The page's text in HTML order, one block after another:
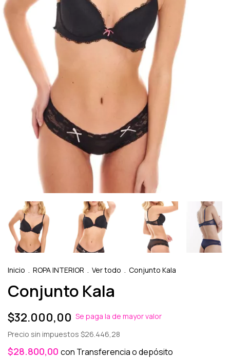
Inicio ROPA INTERIOR Ver todo Conjunto Kala
Conjunto Kala
$32.000,00 Se paga la de mayor valor
Precio sin impuestos $26.446,28
$28.800,00 con Transferencia o depósito